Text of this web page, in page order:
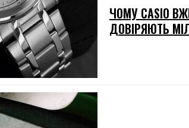
ЧОМУ CASIO
ДОВІРЯЮТЬ